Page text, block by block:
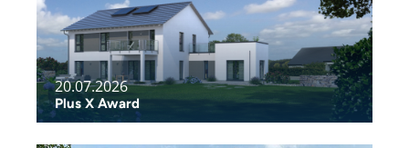
20.07.2026
Plus X Award